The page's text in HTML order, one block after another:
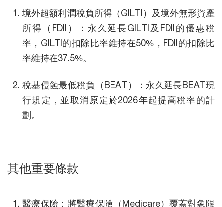
境外超額利潤稅負所得（GILTI）及境外無形資產
所得（FDII）：永久延長GILTI及FDII的優惠稅
率，GILTI的扣除比率維持在50%，FDII的扣除比
率維持在37.5%。
稅基侵蝕最低稅負（BEAT）：永久延長BEAT現
行規定，並取消原定於2026年起提高稅率的計
劃。
其他重要條款
醫療保險：將醫療保險（Medicare）覆蓋對象限